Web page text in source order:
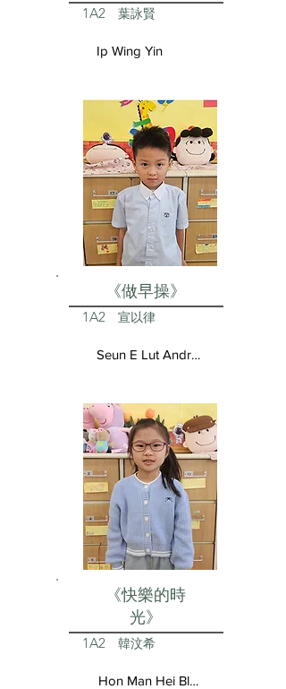
1A2 葉詠賢
Ip Wing Yin
《做早操》
1A2 宣以律
Seun E Lut Andrea
《快樂的時
光》
1A2 韓汶希
Hon Man Hei Blair